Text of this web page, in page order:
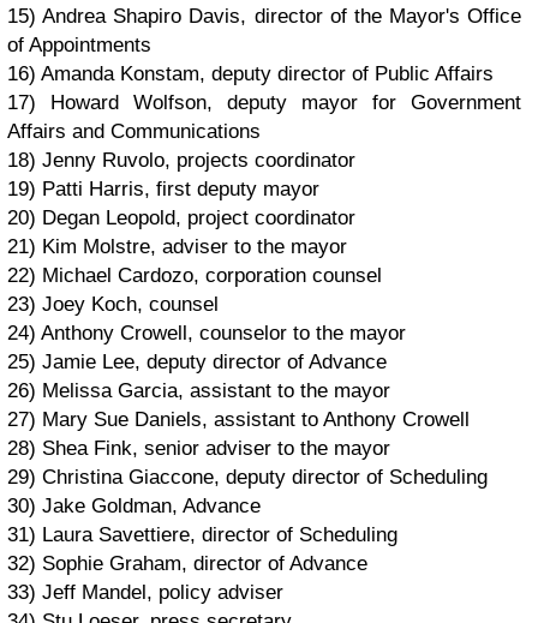
15) Andrea Shapiro Davis, director of the Mayor's Office
of Appointments
16) Amanda Konstam, deputy director of Public Affairs
17) Howard Wolfson, deputy mayor for Government
Affairs and Communications
18) Jenny Ruvolo, projects coordinator
19) Patti Harris, first deputy mayor
20) Degan Leopold, project coordinator
21) Kim Molstre, adviser to the mayor
22) Michael Cardozo, corporation counsel
23) Joey Koch, counsel
24) Anthony Crowell, counselor to the mayor
25) Jamie Lee, deputy director of Advance
26) Melissa Garcia, assistant to the mayor
27) Mary Sue Daniels, assistant to Anthony Crowell
28) Shea Fink, senior adviser to the mayor
29) Christina Giaccone, deputy director of Scheduling
30) Jake Goldman, Advance
31) Laura Savettiere, director of Scheduling
32) Sophie Graham, director of Advance
33) Jeff Mandel, policy adviser